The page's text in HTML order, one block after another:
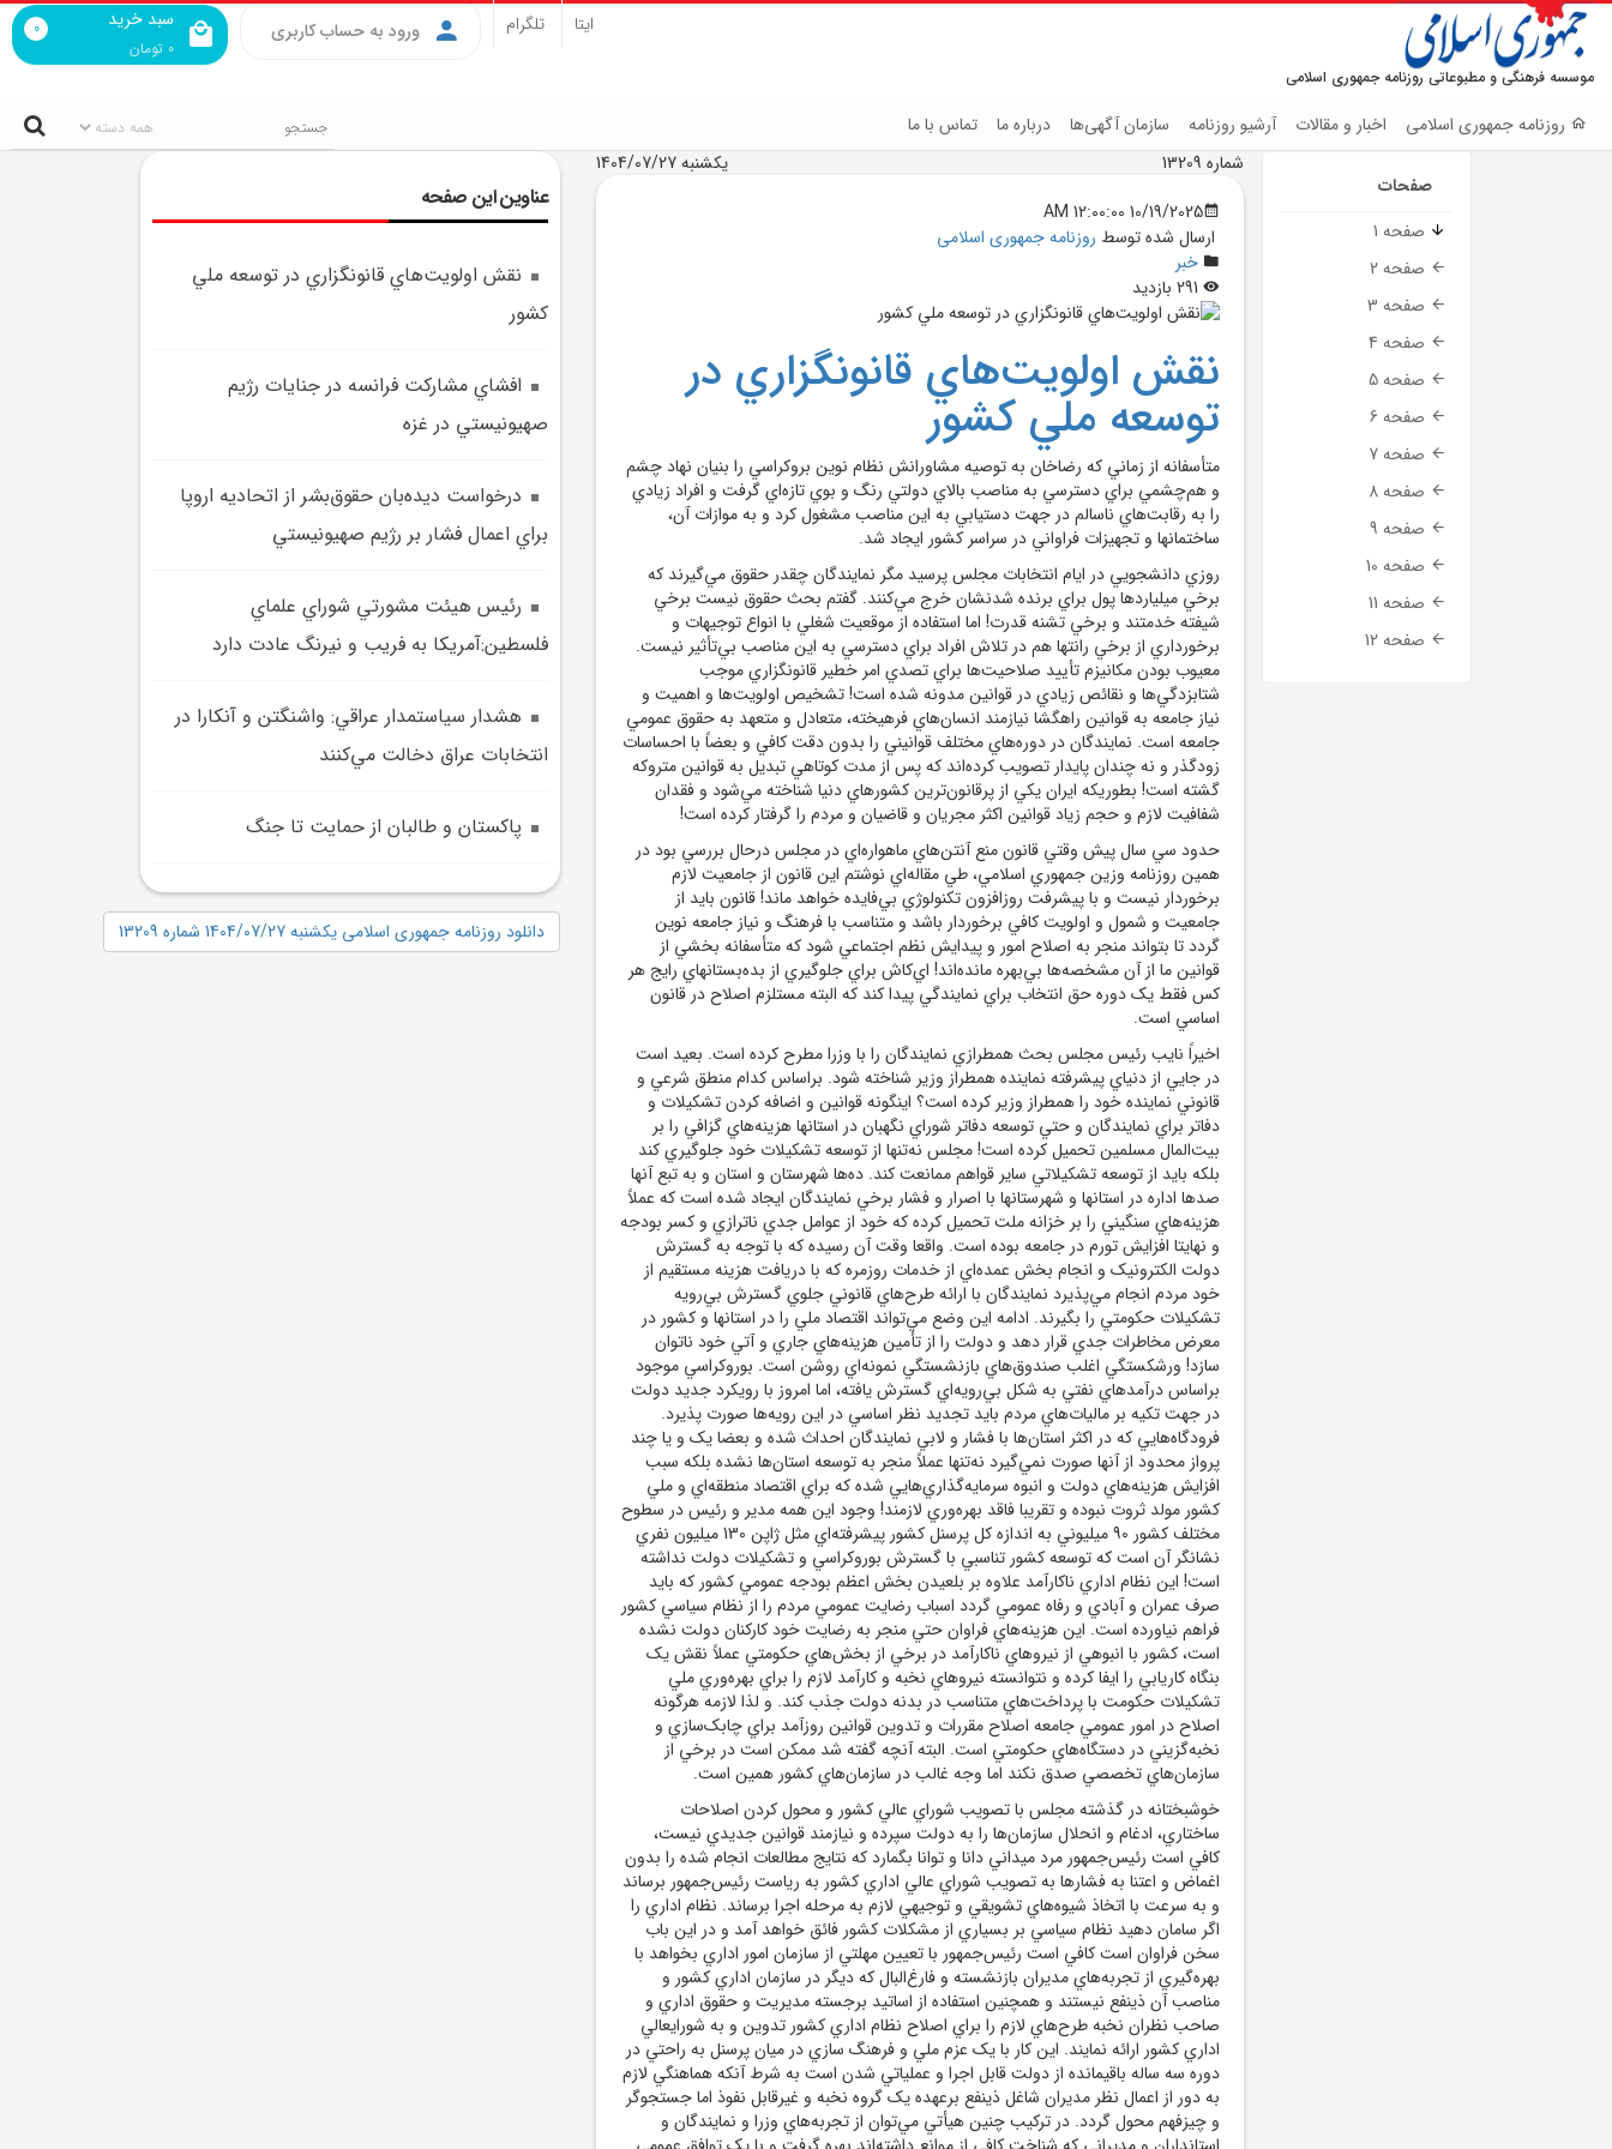
موسسه فرهنگی و مطبوعاتی روزنامه جمهوری اسلامی
سبد خرید
0 تومان
0 ورود به حساب کاربری ایتا تلگرام
روزنامه جمهوری اسلامی اخبار و مقالات آرشیو روزنامه سازمان آگهی‌ها درباره ما تماس با ما
صفحات
صفحه 1
صفحه 2
صفحه 3
صفحه 4
صفحه 5
صفحه 6
صفحه 7
صفحه 8
صفحه 9
صفحه 10
صفحه 11
صفحه 12
شماره 13209
یکشنبه 1404/07/27
10/19/2025 12:00:00 AM
ارسال شده توسط روزنامه جمهوری اسلامی
خبر
نقش اولويت‌هاي قانونگزاري در
توسعه ملي کشور
متأسفانه از زماني که رضاخان به توصيه مشاورانش نظام نوين بروکراسي را بنيان نهاد چشم
و هم‌چشمي براي دسترسي به مناصب بالاي دولتي رنگ و بوي تازه‌اي گرفت و افراد زيادي
را به رقابت‌هاي ناسالم در جهت دستيابي به اين مناصب مشغول کرد و به موازات آن،
ساختمانها و تجهيزات فراواني در سراسر کشور ايجاد شد.
روزي دانشجويي در ايام انتخابات مجلس پرسيد مگر نمايندگان چقدر حقوق مي‌گيرند که
برخي ميلياردها پول براي برنده شدنشان خرج مي‌کنند. گفتم بحث حقوق نيست برخي
شيفته خدمتند و برخي تشنه قدرت! اما استفاده از موقعيت شغلي با انواع توجيهات و
برخورداري از برخي رانتها هم در تلاش افراد براي دسترسي به اين مناصب بي‌تأثير نيست.
معيوب بودن مکانيزم تأييد صلاحيت‌ها براي تصدي امر خطير قانونگزاري موجب
شتابزدگي‌ها و نقائص زيادي در قوانين مدونه شده است! تشخيص اولويت‌ها و اهميت و
نياز جامعه به قوانين راهگشا نيازمند انسان‌هاي فرهيخته، متعادل و متعهد به حقوق عمومي
جامعه است. نمايندگان در دوره‌هاي مختلف قوانيني را بدون دقت کافي و بعضاً با احساسات
زودگذر و نه چندان پايدار تصويب کرده‌اند که پس از مدت کوتاهي تبديل به قوانين متروکه
گشته است! بطوريکه ايران يکي از پرقانون‌ترين کشورهاي دنيا شناخته مي‌شود و فقدان
شفافيت لازم و حجم زياد قوانين اکثر مجريان و قاضيان و مردم را گرفتار کرده است!
حدود سي سال پيش وقتي قانون منع آنتن‌هاي ماهواره‌اي در مجلس درحال بررسي بود در
همين روزنامه وزين جمهوري اسلامي، طي مقاله‌اي نوشتم اين قانون از جامعيت لازم
برخوردار نيست و با پيشرفت روزافزون تکنولوژي بي‌فايده خواهد ماند! قانون بايد از
جامعيت و شمول و اولويت کافي برخوردار باشد و متناسب با فرهنگ و نياز جامعه نوين
گردد تا بتواند منجر به اصلاح امور و پيدايش نظم اجتماعي شود که متأسفانه بخشي از
قوانين ما از آن مشخصه‌ها بي‌بهره مانده‌اند! اي‌کاش براي جلوگيري از بده‌بستانهاي رايج هر
کس فقط يک دوره حق انتخاب براي نمايندگي پيدا کند که البته مستلزم اصلاح در قانون
اساسي است.
اخيراً نايب رئيس مجلس بحث همطرازي نمايندگان را با وزرا مطرح کرده است. بعيد است
در جايي از دنياي پيشرفته نماينده همطراز وزير شناخته شود. براساس کدام منطق شرعي و
قانوني نماينده خود را همطراز وزير کرده است؟ اينگونه قوانين و اضافه کردن تشکيلات و
دفاتر براي نمايندگان و حتي توسعه دفاتر شوراي نگهبان در استانها هزينه‌هاي گزافي را بر
بيت‌المال مسلمين تحميل کرده است! مجلس نه‌تنها از توسعه تشکيلات خود جلوگيري کند
بلکه بايد از توسعه تشکيلاتي ساير قواهم ممانعت کند. ده‌ها شهرستان و استان و به تبع آنها
صدها اداره در استانها و شهرستانها با اصرار و فشار برخي نمايندگان ايجاد شده است که عملاً
هزينه‌هاي سنگيني را بر خزانه ملت تحميل کرده که خود از عوامل جدي ناترازي و کسر بودجه
و نهايتا افزايش تورم در جامعه بوده است. واقعا وقت آن رسيده که با توجه به گسترش
دولت الکترونيک و انجام بخش عمده‌اي از خدمات روزمره که با دريافت هزينه مستقيم از
خود مردم انجام مي‌پذيرد نمايندگان با ارائه طرح‌هاي قانوني جلوي گسترش بي‌رويه
تشکيلات حکومتي را بگيرند. ادامه اين وضع مي‌تواند اقتصاد ملي را در استانها و کشور در
معرض مخاطرات جدي قرار دهد و دولت را از تأمين هزينه‌هاي جاري و آتي خود ناتوان
سازد! ورشکستگي اغلب صندوق‌هاي بازنشستگي نمونه‌اي روشن است. بوروکراسي موجود
براساس درآمدهاي نفتي به شکل بي‌رويه‌اي گسترش يافته، اما امروز با رويکرد جديد دولت
در جهت تکيه بر ماليات‌هاي مردم بايد تجديد نظر اساسي در اين رويه‌ها صورت پذيرد.
فرودگاه‌هايي که در اکثر استان‌ها با فشار و لابي نمايندگان احداث شده و بعضا يک و يا چند
پرواز محدود از آنها صورت نمي‌گيرد نه‌تنها عملاً منجر به توسعه استان‌ها نشده بلکه سبب
افزايش هزينه‌هاي دولت و انبوه سرمايه‌گذاري‌هايي شده که براي اقتصاد منطقه‌اي و ملي
کشور مولد ثروت نبوده و تقريبا فاقد بهره‌وري لازمند! وجود اين همه مدير و رئيس در سطوح
مختلف کشور 90 ميليوني به اندازه کل پرسنل کشور پيشرفته‌اي مثل ژاپن 130 ميليون نفري
نشانگر آن است که توسعه کشور تناسبي با گسترش بوروکراسي و تشکيلات دولت نداشته
است! اين نظام اداري ناکارآمد علاوه بر بلعيدن بخش اعظم بودجه عمومي کشور که بايد
صرف عمران و آبادي و رفاه عمومي گردد اسباب رضايت عمومي مردم را از نظام سياسي کشور
فراهم نياورده است. اين هزينه‌هاي فراوان حتي منجر به رضايت خود کارکنان دولت نشده
است، کشور با انبوهي از نيروهاي ناکارآمد در برخي از بخش‌هاي حکومتي عملاً نقش يک
بنگاه کاريابي را ايفا کرده و نتوانسته نيروهاي نخبه و کارآمد لازم را براي بهره‌وري ملي
تشکيلات حکومت با پرداخت‌هاي متناسب در بدنه دولت جذب کند. و لذا لازمه هرگونه
اصلاح در امور عمومي جامعه اصلاح مقررات و تدوين قوانين روزآمد براي چابک‌سازي و
نخبه‌گزيني در دستگاه‌هاي حکومتي است. البته آنچه گفته شد ممکن است در برخي از
سازمان‌هاي تخصصي صدق نکند اما وجه غالب در سازمان‌هاي کشور همين است.
خوشبختانه در گذشته مجلس با تصويب شوراي عالي کشور و محول کردن اصلاحات
ساختاري، ادغام و انحلال سازمان‌ها را به دولت سپرده و نيازمند قوانين جديدي نيست،
کافي است رئيس‌جمهور مرد ميداني دانا و توانا بگمارد که نتايج مطالعات انجام شده را بدون
اغماض و اعتنا به فشارها به تصويب شوراي عالي اداري کشور به رياست رئيس‌جمهور برساند
و به سرعت با اتخاذ شيوه‌هاي تشويقي و توجيهي لازم به مرحله اجرا برساند. نظام اداري را
اگر سامان دهيد نظام سياسي بر بسياري از مشکلات کشور فائق خواهد آمد و در اين باب
سخن فراوان است کافي است رئيس‌جمهور با تعيين مهلتي از سازمان امور اداري بخواهد با
بهره‌گيري از تجربه‌هاي مديران بازنشسته و فارغ‌البال که ديگر در سازمان اداري کشور و
مناصب آن ذينفع نيستند و همچنين استفاده از اساتيد برجسته مديريت و حقوق اداري و
صاحب نظران نخبه طرح‌هاي لازم را براي اصلاح نظام اداري کشور تدوين و به شورايعالي
اداري کشور ارائه نمايند. اين کار با يک عزم ملي و فرهنگ سازي در ميان پرسنل به راحتي در
دوره سه ساله باقيمانده از دولت قابل اجرا و عملياتي شدن است به شرط آنکه هماهنگي لازم
به دور از اعمال نظر مديران شاغل ذينفع برعهده يک گروه نخبه و غيرقابل نفوذ اما جستجوگر
و چيزفهم محول گردد. در ترکيب چنين هيأتي مي‌توان از تجربه‌هاي وزرا و نمايندگان و
عناوین این صفحه
نقش اولويت‌هاي قانونگزاري در توسعه ملي
کشور
افشاي مشارکت فرانسه در جنايات رژيم
صهيونيستي در غزه
درخواست ديده‌بان حقوق‌بشر از اتحاديه اروپا
براي اعمال فشار بر رژيم صهيونيستي
رئيس هيئت مشورتي شوراي علماي
فلسطين:آمريکا به فريب و نيرنگ عادت دارد
هشدار سياستمدار عراقي: واشنگتن و آنکارا در
انتخابات عراق دخالت مي‌کنند
پاکستان و طالبان از حمايت تا جنگ
دانلود روزنامه جمهوری اسلامی یکشنبه 1404/07/27 شماره 13209